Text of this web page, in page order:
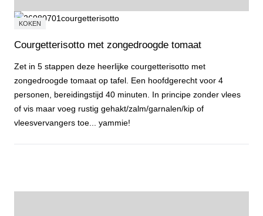
KOKEN
Courgetterisotto met zongedroogde tomaat
Zet in 5 stappen deze heerlijke courgetterisotto met
zongedroogde tomaat op tafel. Een hoofdgerecht voor 4
personen, bereidingstijd 40 minuten. In principe zonder vlees
of vis maar voeg rustig gehakt/zalm/garnalen/kip of
vleesvervangers toe... yammie!